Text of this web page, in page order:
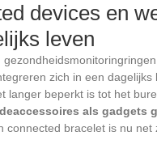
devices en
leven
zich in een dagelijks
langer beperkt is tot het
als gadgets
connected bracelet is nu net